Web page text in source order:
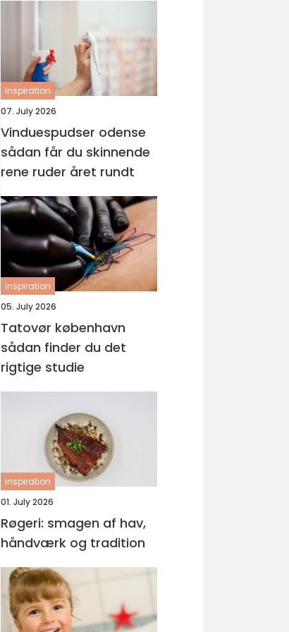
inspiration
07. July 2026
Vinduespudser odense
sådan får du skinnende
rene ruder året rundt
inspiration
05. July 2026
Tatovør københavn
sådan finder du det
rigtige studie
inspiration
01. July 2026
Røgeri: smagen af hav,
håndværk og tradition